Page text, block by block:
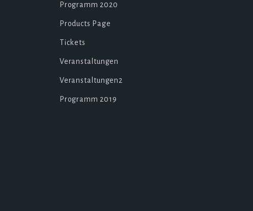
Programm 2020
Products Page
Tickets
Veranstaltungen
Veranstaltungen2
Programm 2019